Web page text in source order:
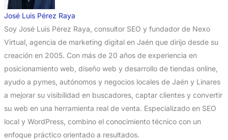
José Luis Pérez Raya
Soy José Luis Pérez Raya, consultor SEO y fundador de Nexo
Virtual, agencia de marketing digital en Jaén que dirijo desde su
creación en 2005. Con más de 20 años de experiencia en
posicionamiento web, diseño web y desarrollo de tiendas online,
ayudo a pymes, autónomos y negocios locales de Jaén y Linares
a mejorar su visibilidad en buscadores, captar clientes y convertir
su web en una herramienta real de venta. Especializado en SEO
local y WordPress, combino el conocimiento técnico con un
enfoque práctico orientado a resultados.